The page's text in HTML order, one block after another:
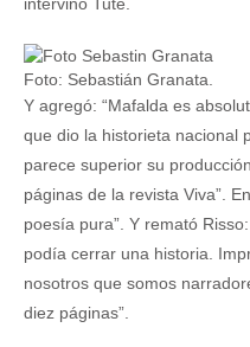
Foto: Sebastián Granata.
Y agregó: “Mafalda es
que dio la historieta nacional
parece superior su
páginas de la revista Viva”.
poesía pura”. Y remató
podía cerrar una historia.
nosotros que somos
diez páginas”.